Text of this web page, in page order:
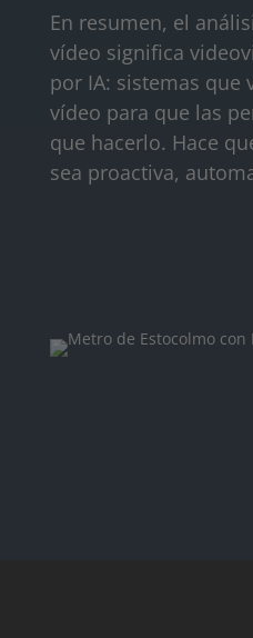
En resumen, el
vídeo significa
por IA: sistemas que
vídeo para que las
que hacerlo. Hace
sea proactiva,